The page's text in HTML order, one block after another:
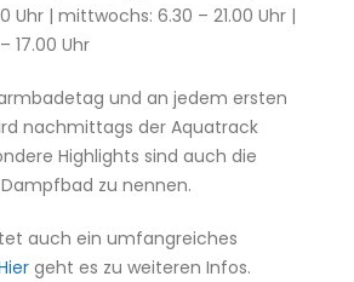
Uhr | mittwochs: 6.30 – 21.00 Uhr |
17.00 Uhr
und an jedem ersten
nachmittags der Aquatrack
Highlights sind auch die
zu nennen.
auch ein umfangreiches
geht es zu weiteren Infos.